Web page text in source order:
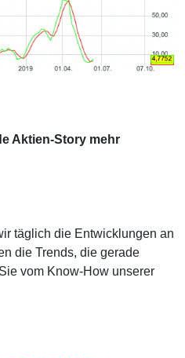
Aktien-Story mehr
täglich die Entwicklungen an
die Trends, die gerade
vom Know-How unserer